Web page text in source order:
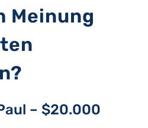
Meinung
– $20.000